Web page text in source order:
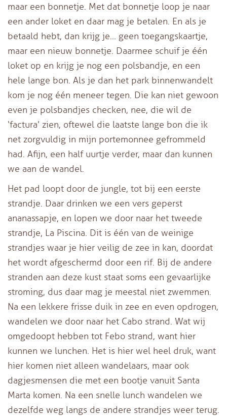
maar een bonnetje. Met dat bonnetje loop je naar
een ander loket en daar mag je betalen. En als je
betaald hebt, dan krijg je… geen toegangskaartje,
maar een nieuw bonnetje. Daarmee schuif je één
loket op en krijg je nog een polsbandje, en een
hele lange bon. Als je dan het park binnenwandelt
kom je nog één meneer tegen. Die kan niet gewoon
even je polsbandjes checken, nee, die wil de
‘factura’ zien, oftewel die laatste lange bon die ik
net zorgvuldig in mijn portemonnee gefrommeld
had. Afijn, een half uurtje verder, maar dan kunnen
we aan de wandel.
Het pad loopt door de jungle, tot bij een eerste
strandje. Daar drinken we een vers geperst
ananassapje, en lopen we door naar het tweede
strandje, La Piscina. Dit is één van de weinige
strandjes waar je hier veilig de zee in kan, doordat
het wordt afgeschermd door een rif. Bij de andere
stranden aan deze kust staat soms een gevaarlijke
stroming, dus daar mag je meestal niet zwemmen.
Na een lekkere frisse duik in zee en even opdrogen,
wandelen we door naar het Cabo strand. Wat wij
omgedoopt hebben tot Febo strand, want hier
kunnen we lunchen. Het is hier wel heel druk, want
hier komen niet alleen wandelaars, maar ook
dagjesmensen die met een bootje vanuit Santa
Marta komen. Na een snelle lunch wandelen we
dezelfde weg langs de andere strandjes weer terug.